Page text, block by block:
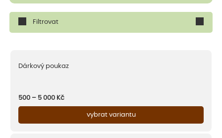
Filtrovat
Dárkový poukaz
500 – 5 000 Kč
vybrat variantu